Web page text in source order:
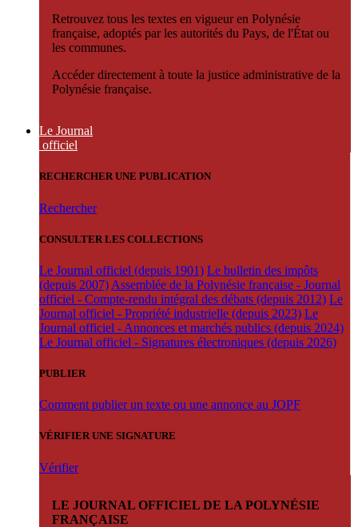
Retrouvez tous les textes en vigueur en Polynésie
française, adoptés par les autorités du Pays, de l'État ou
les communes.
Accéder directement à toute la justice administrative de la
Polynésie française.
Le Journal
officiel
RECHERCHER UNE PUBLICATION
Rechercher
CONSULTER LES COLLECTIONS
Le Journal officiel (depuis 1901) Le bulletin des impôts
(depuis 2007) Assemblée de la Polynésie française - Journal
officiel - Compte-rendu intégral des débats (depuis 2012) Le
Journal officiel - Propriété industrielle (depuis 2023) Le
Journal officiel - Annonces et marchés publics (depuis 2024)
Le Journal officiel - Signatures électroniques (depuis 2026)
PUBLIER
Comment publier un texte ou une annonce au JOPF
VÉRIFIER UNE SIGNATURE
Vérifier
LE JOURNAL OFFICIEL DE LA POLYNÉSIE
FRANÇAISE